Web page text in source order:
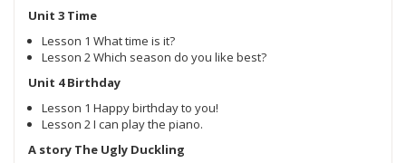
Unit 3 Time
Lesson 1 What time is it?
Lesson 2 Which season do you like best?
Unit 4 Birthday
Lesson 1 Happy birthday to you!
Lesson 2 I can play the piano.
A story The Ugly Duckling